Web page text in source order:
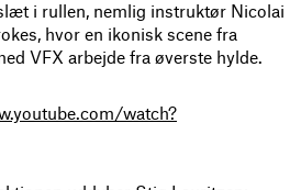
i rullen, nemlig instruktør Nicolai
hvor en ikonisk scene fra
VFX arbejde fra øverste hylde.
watch?